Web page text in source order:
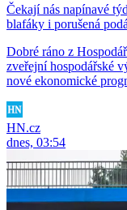
Čekají nás napínavé
blafáky i porušená
Dobré ráno z
zveřejní hospodářské
nové ekonomické
HN.cz
dnes, 03:54